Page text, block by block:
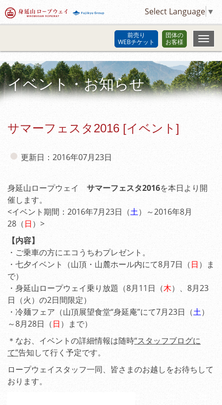
Select Language ▼
前売り
WEBチケット
団体の
お客様
イベント・お知らせ
サマーフェスタ2016 [イベント]
更新日：2016年07月23日
身延山ロープウェイ サマーフェスタ2016を本日より開
催します。
<イベント期間：2016年7月23日（土）～2016年8月
28（日）>
【内容】
・ご乗車の方にエコうちわプレゼント。
・七夕イベント（山頂・山麓ホール内にて8月7日（日）ま
で）
・身延山ロープウェイ乗り放題（8月11日（木）、8月23
日（火）の2日間限定）
・冷麺フェア（山頂展望食堂“身延庵”にて7月23日（土）
～8月28日（日）まで）
＊なお、イベントの詳細情報は随時“スタッフブログに
て”告知して行く予定です。
ロープウェイスタッフ一同、皆さまのお越しをお待ちして
おります。